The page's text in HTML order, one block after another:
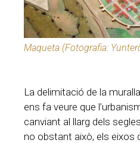
Maqueta (Fotografia:
La delimitació de la
ens fa veure que
canviant al llarg dels
no obstant això, els eixos